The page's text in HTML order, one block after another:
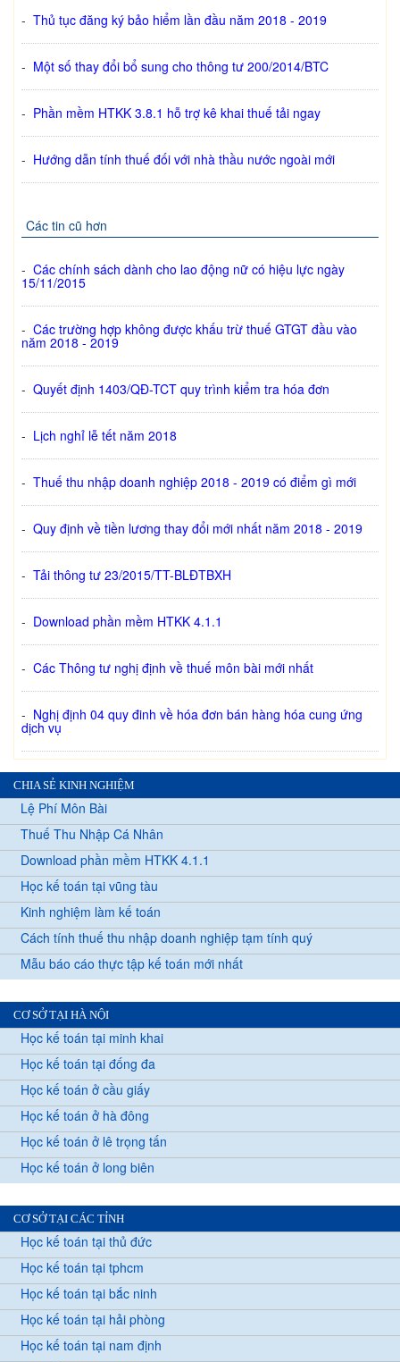
- Thủ tục đăng ký bảo hiểm lần đầu năm 2018 - 2019
- Một số thay đổi bổ sung cho thông tư 200/2014/BTC
- Phần mềm HTKK 3.8.1 hỗ trợ kê khai thuế tải ngay
- Hướng dẫn tính thuế đối với nhà thầu nước ngoài mới
Các tin cũ hơn
- Các chính sách dành cho lao động nữ có hiệu lực ngày
15/11/2015
- Các trường hợp không được khấu trừ thuế GTGT đầu vào
năm 2018 - 2019
- Quyết định 1403/QĐ-TCT quy trình kiểm tra hóa đơn
- Lịch nghỉ lễ tết năm 2018
- Thuế thu nhập doanh nghiệp 2018 - 2019 có điểm gì mới
- Quy định về tiền lương thay đổi mới nhất năm 2018 - 2019
- Tải thông tư 23/2015/TT-BLĐTBXH
- Download phần mềm HTKK 4.1.1
- Các Thông tư nghị định về thuế môn bài mới nhất
- Nghị định 04 quy đinh về hóa đơn bán hàng hóa cung ứng
dịch vụ
CHIA SẺ KINH NGHIỆM
Lệ Phí Môn Bài
Thuế Thu Nhập Cá Nhân
Download phần mềm HTKK 4.1.1
Học kế toán tại vũng tàu
Kinh nghiệm làm kế toán
Cách tính thuế thu nhập doanh nghiệp tạm tính quý
Mẫu báo cáo thực tập kế toán mới nhất
CƠ SỞ TẠI HÀ NỘI
Học kế toán tại minh khai
Học kế toán tại đống đa
Học kế toán ở cầu giấy
Học kế toán ở hà đông
Học kế toán ở lê trọng tấn
Học kế toán ở long biên
CƠ SỞ TẠI CÁC TỈNH
Học kế toán tại thủ đức
Học kế toán tại tphcm
Học kế toán tại bắc ninh
Học kế toán tại hải phòng
Học kế toán tại nam định